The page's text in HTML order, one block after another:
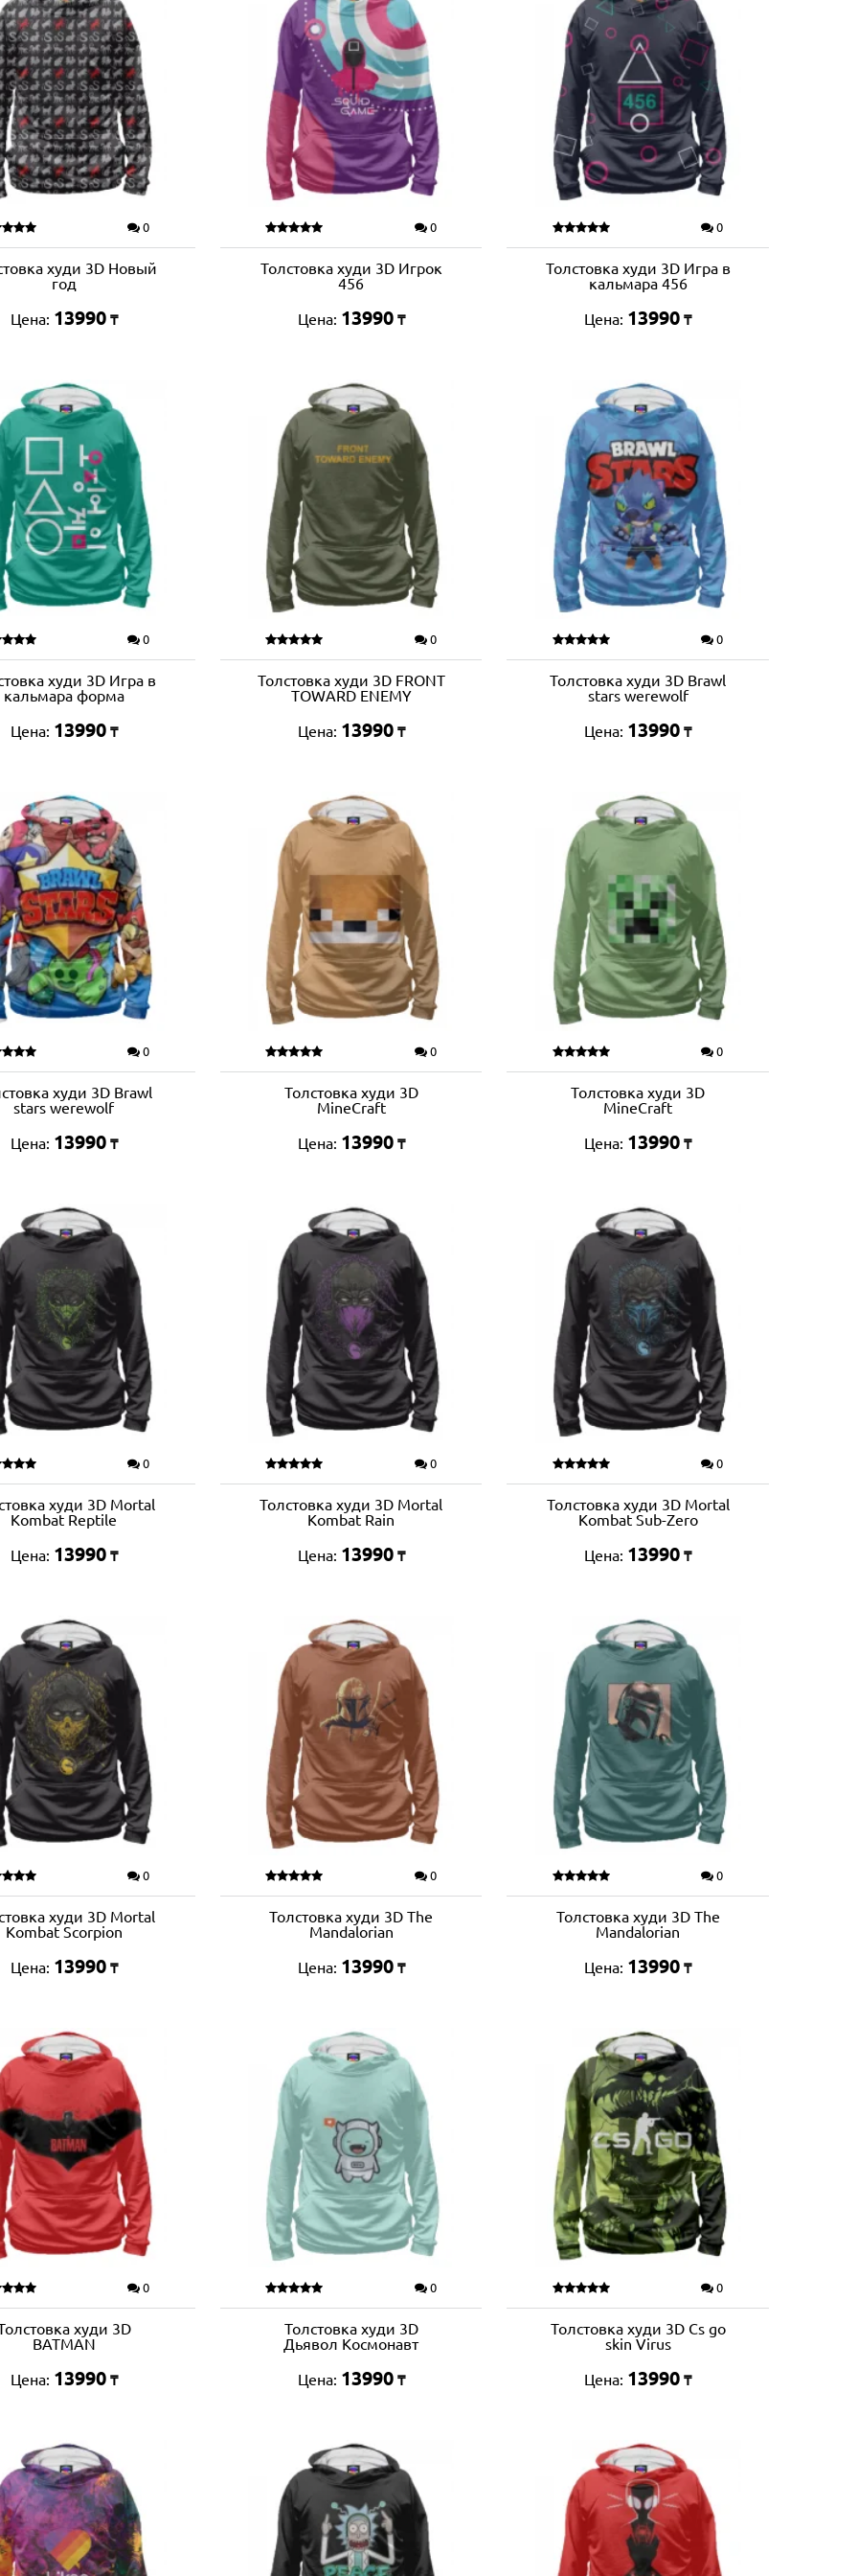
0
худи 3D Новый
год
Цена: 13990 ₸
0
Толстовка худи 3D Игрок
456
Цена: 13990 ₸
0
Толстовка худи 3D Игра в
кальмара 456
Цена: 13990 ₸
0
худи 3D Игра в
кальмара форма
Цена: 13990 ₸
0
Толстовка худи 3D FRONT
TOWARD ENEMY
Цена: 13990 ₸
0
Толстовка худи 3D Brawl
stars werewolf
Цена: 13990 ₸
0
худи 3D Brawl
stars werewolf
Цена: 13990 ₸
0
Толстовка худи 3D
MineCraft
Цена: 13990 ₸
0
Толстовка худи 3D
MineCraft
Цена: 13990 ₸
0
худи 3D Mortal
Kombat Reptile
Цена: 13990 ₸
0
Толстовка худи 3D Mortal
Kombat Rain
Цена: 13990 ₸
0
Толстовка худи 3D Mortal
Kombat Sub-Zero
Цена: 13990 ₸
0
худи 3D Mortal
Kombat Scorpion
Цена: 13990 ₸
0
Толстовка худи 3D The
Mandalorian
Цена: 13990 ₸
0
Толстовка худи 3D The
Mandalorian
Цена: 13990 ₸
0
худи 3D
BATMAN
Цена: 13990 ₸
0
Толстовка худи 3D
Дьявол Космонавт
Цена: 13990 ₸
0
Толстовка худи 3D Cs go
skin Virus
Цена: 13990 ₸